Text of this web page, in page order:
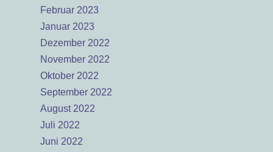
Februar 2023
Januar 2023
Dezember 2022
November 2022
Oktober 2022
September 2022
August 2022
Juli 2022
Juni 2022